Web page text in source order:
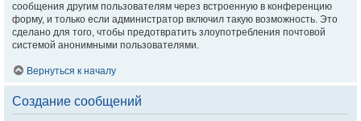
сообщения другим пользователям через встроенную в конференцию
форму, и только если администратор включил такую возможность. Это
сделано для того, чтобы предотвратить злоупотребления почтовой
системой анонимными пользователями.
Вернуться к началу
Создание сообщений